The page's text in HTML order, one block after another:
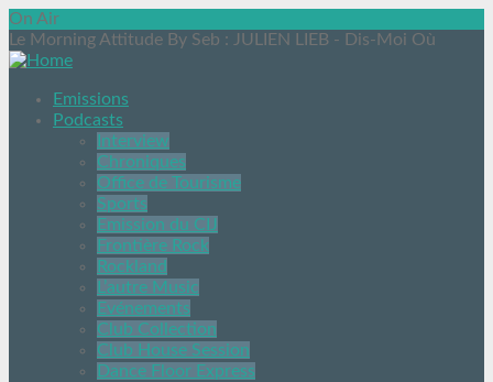
On Air
Le Morning Attitude By Seb : JULIEN LIEB - Dis-Moi Où
Emissions
Podcasts
Interview
Chroniques
Office de Tourisme
Sports
Emission du CIJ
Frontière Rock
Rockland
L’autre Music
Evénements
Club Collection
Club House Session
Dance Floor Express